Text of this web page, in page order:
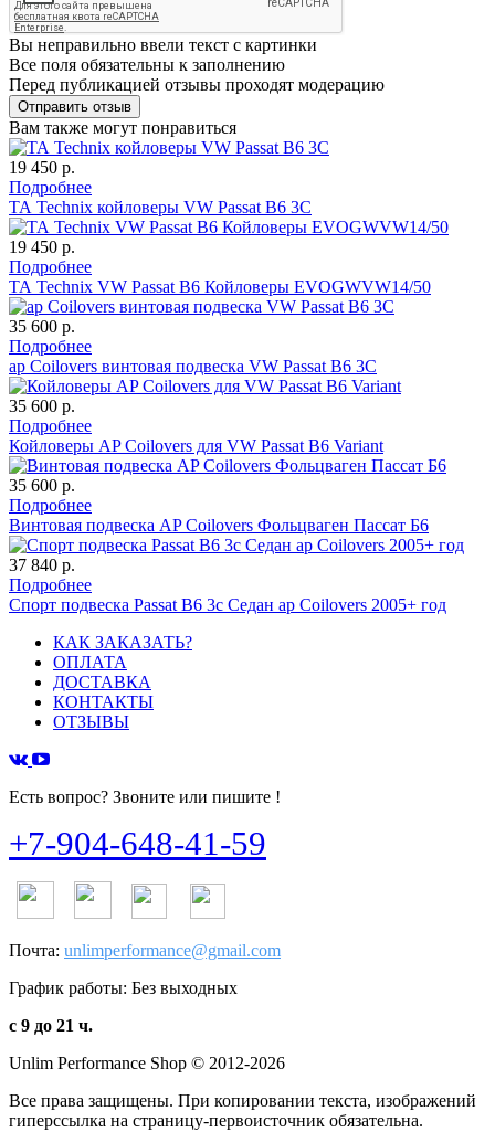
Вы неправильно ввели текст с картинки
Все поля обязательны к заполнению
Перед публикацией отзывы проходят модерацию
Вам также могут понравиться
19 450 р.
Подробнее
ТА Technix койловеры VW Passat B6 3C
19 450 р.
Подробнее
ТА Technix VW Passat B6 Койловеры EVOGWVW14/50
35 600 р.
Подробнее
ap Coilovers винтовая подвеска VW Passat B6 3C
35 600 р.
Подробнее
Койловеры AP Coilovers для VW Passat B6 Variant
35 600 р.
Подробнее
Винтовая подвеска AP Coilovers Фольцваген Пассат Б6
37 840 р.
Подробнее
Спорт подвеска Passat B6 3c Седан ap Coilovers 2005+ год
КАК ЗАКАЗАТЬ?
ОПЛАТА
ДОСТАВКА
КОНТАКТЫ
ОТЗЫВЫ
Есть вопрос? Звоните или пишите !
+7-904-648-41-59
Почта: unlimperformance@gmail.com
График работы: Без выходных
с 9 до 21 ч.
Unlim Performance Shop © 2012-2026
Все права защищены. При копировании текста, изображений
гиперссылка на страницу-первоисточник обязательна.